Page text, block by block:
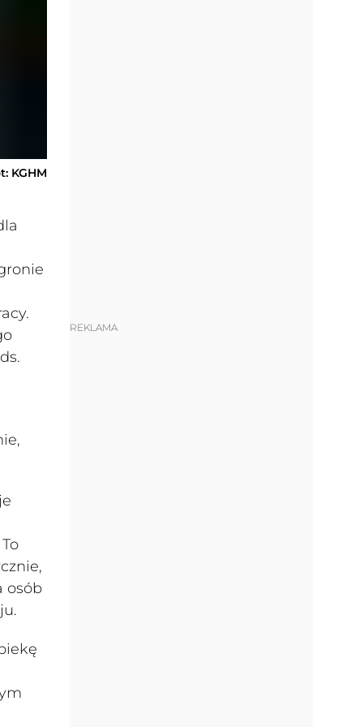
KGHM
osób
REKLAMA